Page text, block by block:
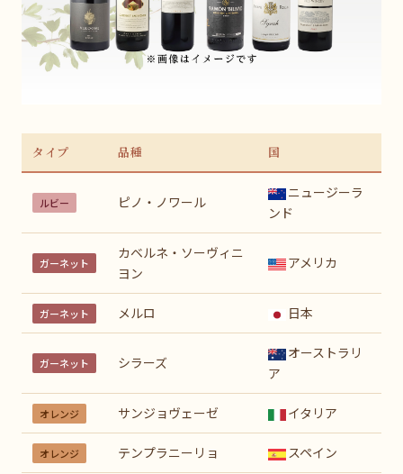
タイプ 品種 国
ルビー ピノ・ノワール
ニュージーラ
ンド
ガーネット
カベルネ・ソーヴィニ
ヨン
アメリカ
ガーネット メルロ 日本
ガーネット シラーズ
オーストラリ
ア
オレンジ サンジョヴェーゼ イタリア
オレンジ テンプラニーリョ スペイン